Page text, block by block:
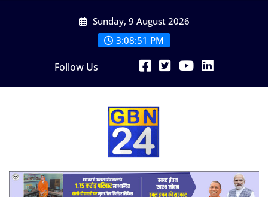
Sunday, 9 August 2026
3:08:52 PM
Follow Us